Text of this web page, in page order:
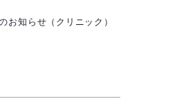
お知らせ（クリニック）